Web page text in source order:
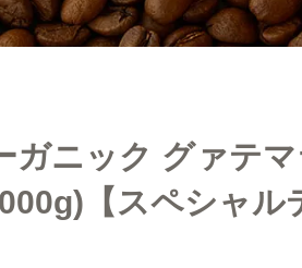
ドリップコーヒーギフト
スイーツとコーヒーギフト
アイスコーヒーギフト
ガニック グァテ
【スペシャル